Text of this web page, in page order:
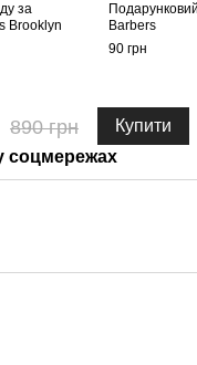
за
Brooklyn
Barbers
90 грн
890 грн
Купити
соцмережах